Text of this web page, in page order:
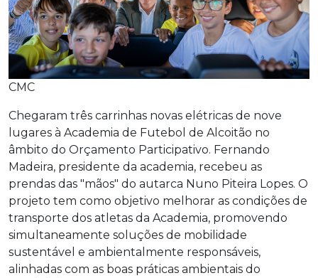
CMC
Chegaram três carrinhas novas elétricas de nove
lugares à Academia de Futebol de Alcoitão no
âmbito do Orçamento Participativo. Fernando
Madeira, presidente da academia, recebeu as
prendas das "mãos" do autarca Nuno Piteira Lopes. O
projeto tem como objetivo melhorar as condições de
transporte dos atletas da Academia, promovendo
simultaneamente soluções de mobilidade
sustentável e ambientalmente responsáveis,
alinhadas com as boas práticas ambientais do